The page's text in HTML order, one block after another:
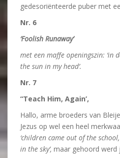
gedesoriënteerde puber met
Nr. 6
‘Foolish Runaway’
met een maffe openingszin: ‘in
the sun in my head’.
Nr. 7
“Teach Him, Again’,
Hallo, arme broeders van
Jezus op wel een heel
‘children came out of the
in the sky’, maar gehoord werd